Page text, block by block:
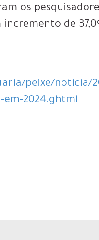
os
de
peixe/noticia/
em-2024.ghtml